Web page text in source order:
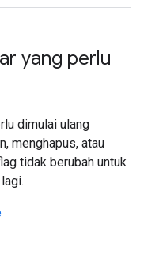
yang perlu
dimulai ulang
menghapus, atau
tidak berubah untuk